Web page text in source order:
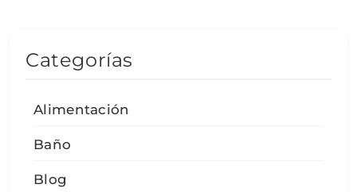
Categorías
Alimentación
Baño
Blog